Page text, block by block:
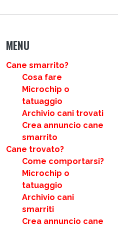
MENU
Cane smarrito?
Cosa fare
Microchip o
tatuaggio
Archivio cani trovati
Crea annuncio cane
smarrito
Cane trovato?
Come comportarsi?
Microchip o
tatuaggio
Archivio cani
smarriti
Crea annuncio cane